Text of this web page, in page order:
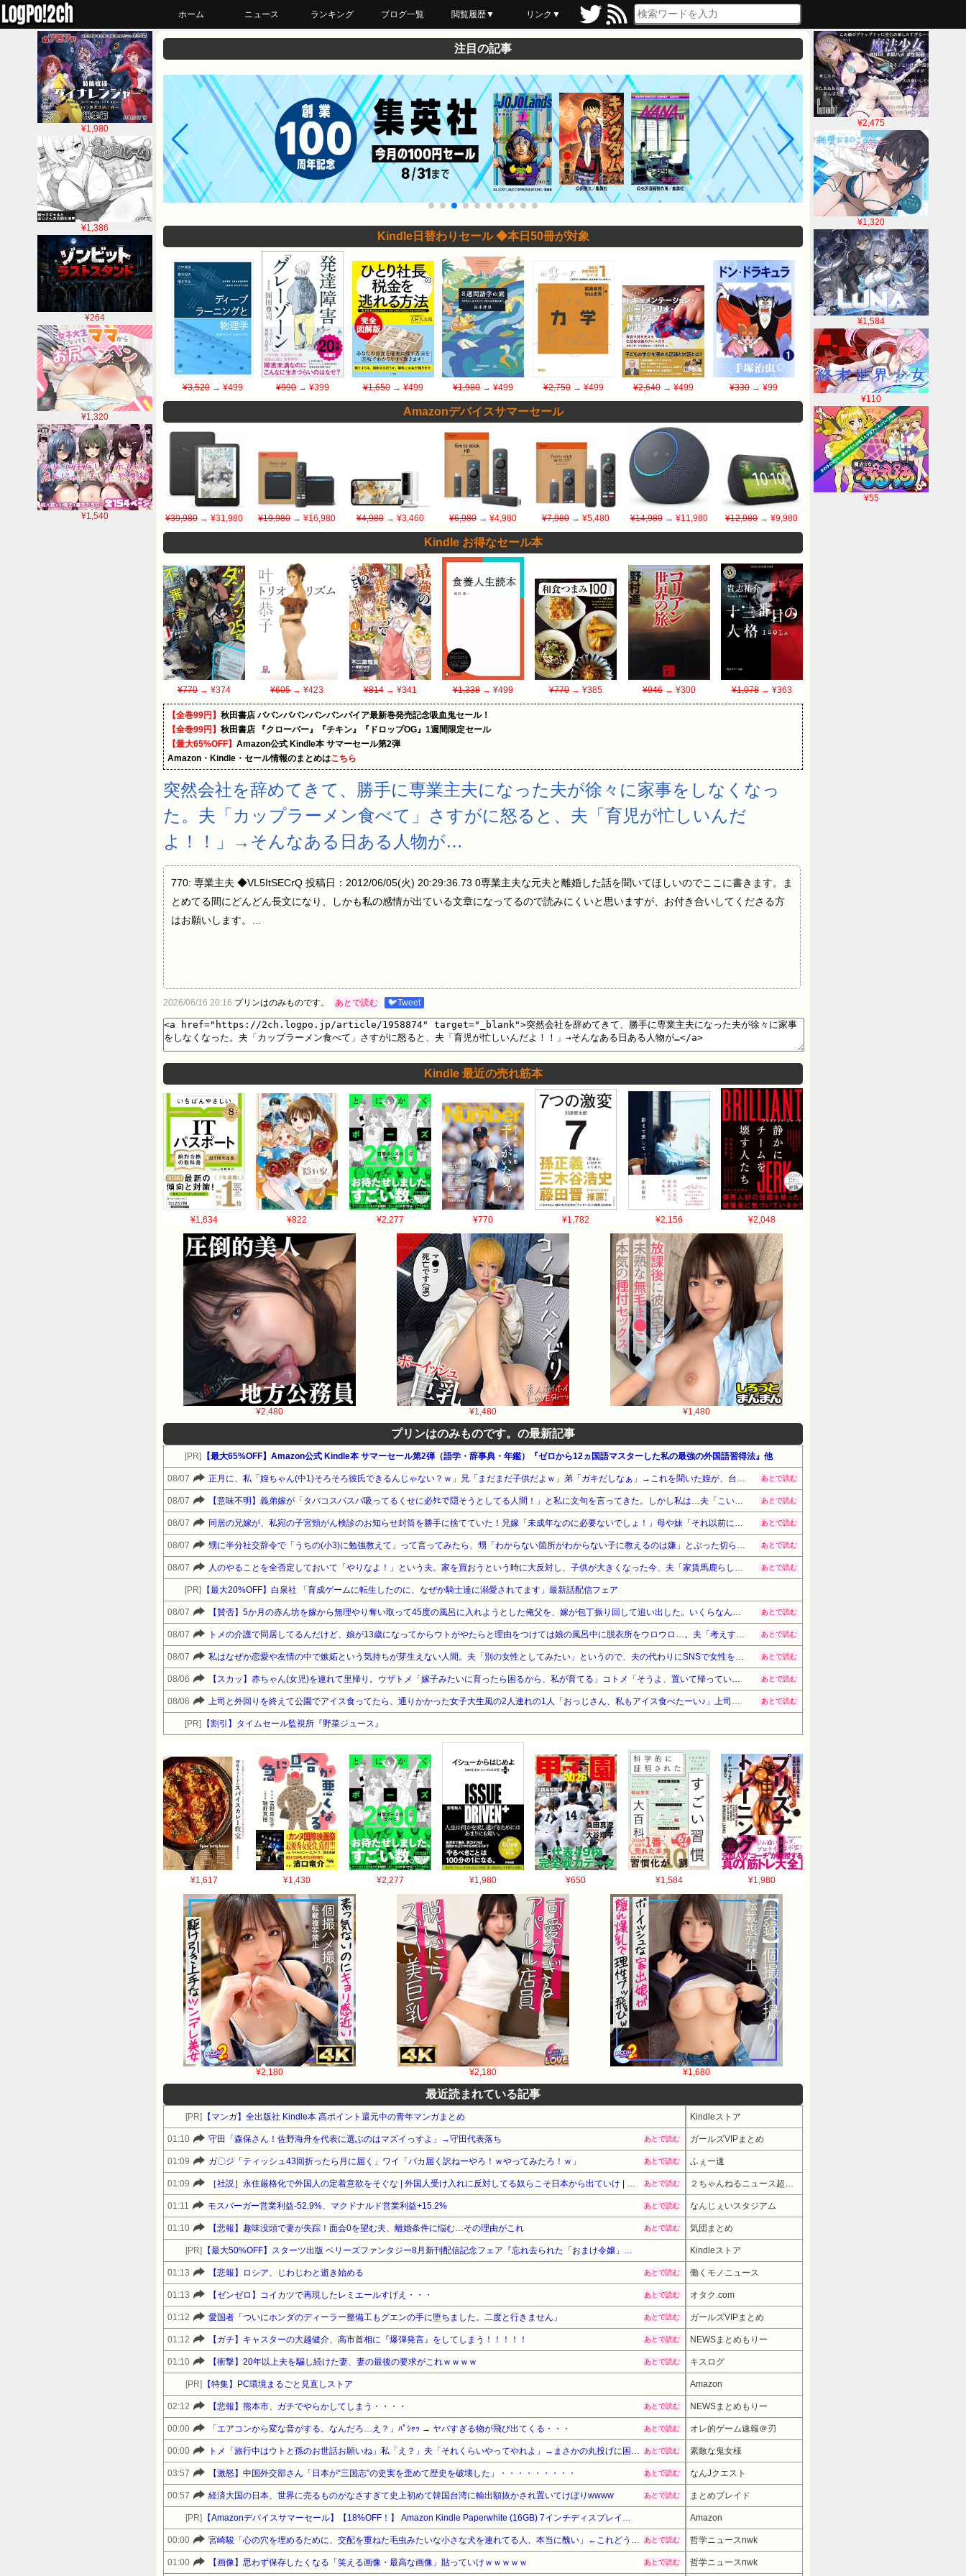
ホーム ニュース ランキング ブログ一覧 閲覧履歴▼
最近読んだ
あとで読む
ブックマーク
リンク▼
¥2,475
¥1,320
¥1,584
¥110
¥55
¥1,980
¥1,386
¥264
¥1,320
¥1,540
注目の記事
Kindle日替わりセール ◆本日50冊が対象
¥3,520→ ¥499 ¥990 → ¥399 ¥1,650→ ¥499 ¥1,980 → ¥499 ¥2,750→ ¥499 ¥2,640 → ¥499 ¥330 → ¥99
Amazonデバイスサマーセール
¥39,980 → ¥31,980 ¥19,980→ ¥16,980 ¥4,980→ ¥3,460 ¥6,980→ ¥4,980 ¥7,980→ ¥5,480 ¥14,980→ ¥11,980 ¥12,980→ ¥9,980
Kindle お得なセール本
¥770 → ¥374 ¥605→ ¥423 ¥814→ ¥341 ¥1,338→ ¥499 ¥770→ ¥385 ¥946→ ¥300 ¥1,078→ ¥363
【全巻99円】 秋田書店 ババンババンバンバンパイア最新巻発売記念吸血鬼セール！
【全巻99円】 秋田書店 『クローバー』『チキン』『ドロップOG』1週間限定セール
【最大65%OFF】 Amazon公式 Kindle本 サマーセール第2弾
Amazon・Kindle・セール情報のまとめはこちら
突然会社を辞めてきて、勝手に専業主夫になった夫が徐々に家事をしなくなっ
た。夫「カップラーメン食べて」さすがに怒ると、夫「育児が忙しいんだ
よ！！」→そんなある日ある人物が…
770: 専業主夫 ◆VL5ItSECrQ 投稿日：2012/06/05(火) 20:29:36.73 0専業主夫な元夫と離婚した話を聞いてほしいのでここに書きます。ま
とめてる間にどんどん長文になり、しかも私の感情が出ている文章になってるので読みにくいと思いますが、お付き合いしてくださる方
はお願いします。…
2026/06/16 20:16 プリンはのみものです。 あとで読む 🐦Tweet
Kindle 最近の売れ筋本
¥1,634 ¥822 ¥2,277 ¥770 ¥1,782 ¥2,156 ¥2,048
¥2,480 ¥1,480 ¥1,480
プリンはのみものです。の最新記事
[PR] 【最大65%OFF】Amazon公式 Kindle本 サマーセール第2弾（語学・辞事典・年鑑）『ゼロから12ヵ国語マスターした私の最強の外国語習得法』他
08/07 あとで読む
08/07 あとで読む
08/07 あとで読む
08/07 あとで読む
08/07 あとで読む
[PR] 【最大20%OFF】白泉社 「育成ゲームに転生したのに、なぜか騎士達に溺愛されてます」最新話配信フェア
08/07 あとで読む
08/07 あとで読む
08/07 あとで読む
08/06 あとで読む
08/06 あとで読む
[PR] 【割引】タイムセール監視所『野菜ジュース』
¥1,617 ¥1,430 ¥2,277 ¥1,980 ¥650 ¥1,584 ¥1,980
¥2,180 ¥2,180 ¥1,680
最近読まれている記事
[PR] 【マンガ】全出版社 Kindle本 高ポイント還元中の青年マンガまとめ Kindleストア
01:10 守田「森保さん！佐野海舟を代表に選ぶのはマズイっすよ」→守田代表落ち あとで読む ガールズVIPまとめ
01:09 ガ〇ジ「ティッシュ43回折ったら月に届く」ワイ「バカ届く訳ねーやろ！ｗやってみたろ！ｗ」 あとで読む ふぇー速
01:09 ［社説］永住厳格化で外国人の定着意欲をそぐな | 外国人受け入れに反対してる奴らこそ日本から出ていけ | 重税で国民の労働意欲を削ぐな あとで読む ２ちゃんねるニュース超速まとめ＋
01:11 モスバーガー営業利益-52.9%、マクドナルド営業利益+15.2% あとで読む なんじぇいスタジアム
01:10 【悲報】趣味没頭で妻が失踪！面会0を望む夫、離婚条件に悩む…その理由がこれ あとで読む 気団まとめ
[PR] 【最大50%OFF】スターツ出版 ベリーズファンタジー8月新刊配信記念フェア『忘れ去られた「おまけ令嬢」なので、家族の愛は望みません』他 Kindleストア
01:13 【悲報】ロシア、じわじわと逝き始める あとで読む 働くモノニュース
01:13 【ゼンゼロ】コイカツで再現したレミエールすげえ・・・ あとで読む オタク.com
01:12 愛国者「ついにホンダのディーラー整備工もグエンの手に堕ちました。二度と行きません」 あとで読む ガールズVIPまとめ
01:12 【ガチ】キャスターの大越健介、高市首相に『爆弾発言』をしてしまう！！！！！ あとで読む NEWSまとめもりー
01:10 【衝撃】20年以上夫を騙し続けた妻、妻の最後の要求がこれｗｗｗｗ あとで読む キスログ
[PR] 【特集】PC環境まるごと見直しストア Amazon
02:12 【悲報】熊本市、ガチでやらかしてしまう・・・・ あとで読む NEWSまとめもりー
00:00 「エアコンから変な音がする。なんだろ…え？」ﾊﾟｼｬｯ → ヤバすぎる物が飛び出てくる・・・ あとで読む オレ的ゲーム速報＠刃
00:00 トメ「旅行中はウトと孫のお世話お願いね」私「え？」夫「それくらいやってやれよ」→まさかの丸投げに困惑して… あとで読む 素敵な鬼女様
03:57 【激怒】中国外交部さん「日本が“三国志”の史実を歪めて歴史を破壊した」・・・・・・・・・ あとで読む なんJクエスト
00:57 経済大国の日本、世界に売るものがなさすぎて史上初めて韓国台湾に輸出額抜かされ置いてけぼりwwww あとで読む まとめブレイド
[PR] 【Amazonデバイスサマーセール】【18%OFF！】 Amazon Kindle Paperwhite (16GB) 7インチディスプレイ、色調調節ライト、12週間持続バッテリー、広告なし、ブラック Amazon
00:00 宮崎駿「心の穴を埋めるために、交配を重ねた毛虫みたいな小さな犬を連れてる人、本当に醜い」←これどう思う？ あとで読む 哲学ニュースnwk
01:00 【画像】思わず保存したくなる「笑える画像・最高な画像」貼っていけｗｗｗｗｗ あとで読む 哲学ニュースnwk